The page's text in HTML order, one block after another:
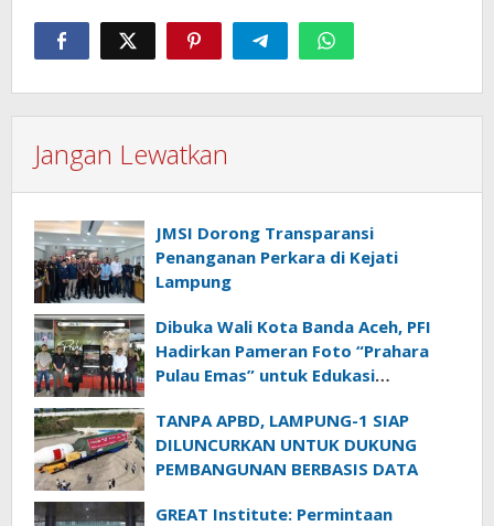
Jangan Lewatkan
JMSI Dorong Transparansi
Penanganan Perkara di Kejati
Lampung
Dibuka Wali Kota Banda Aceh, PFI
Hadirkan Pameran Foto “Prahara
Pulau Emas” untuk Edukasi
TANPA APBD, LAMPUNG-1 SIAP
DILUNCURKAN UNTUK DUKUNG
PEMBANGUNAN BERBASIS DATA
GREAT Institute: Permintaan